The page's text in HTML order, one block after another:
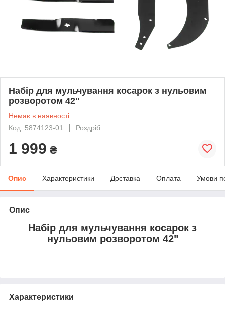
Набір для мульчування косарок з нульовим
розворотом 42"
Немає в наявності
Код: 5874123-01
Роздріб
1 999 ₴
Опис Характеристики Доставка Оплата Умови
Опис
Набір для мульчування косарок з
нульовим розворотом 42"
Характеристики